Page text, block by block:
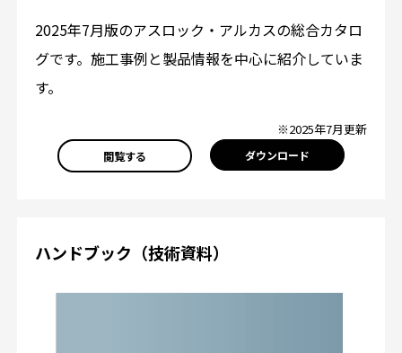
2025年7月版のアスロック・アルカスの総合カタロ
グです。施工事例と製品情報を中心に紹介していま
す。
※2025年7月更新
閲覧する ダウンロード
ハンドブック（技術資料）